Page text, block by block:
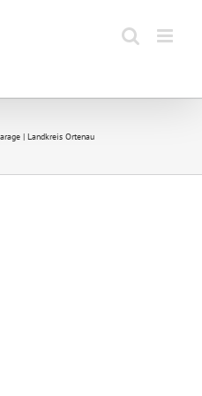
| Landkreis Ortenau